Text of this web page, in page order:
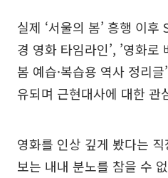
실제 ‘서울의 봄’ 흥행 이후
경 영화 타임라인’, ’영화로
봄 예습·복습용 역사 정리
유되며 근현대사에 대한 관
영화를 인상 깊게 봤다는
보는 내내 분노를 참을 수